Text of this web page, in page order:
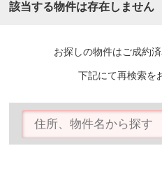
該当する物件は存在しません
お探しの物件はご成約
下記にて再検索を